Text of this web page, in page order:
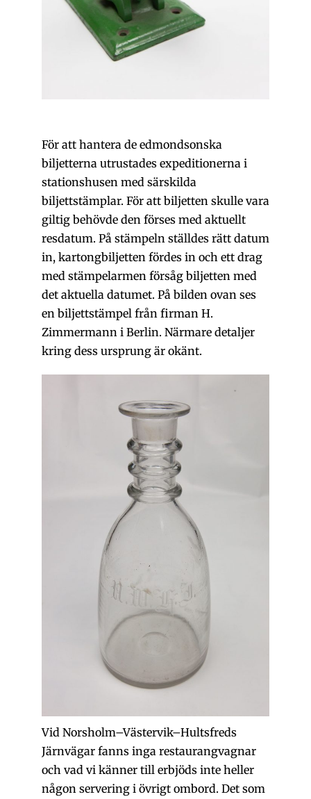
För att hantera de edmondsonska
biljetterna utrustades expeditionerna i
stationshusen med särskilda
biljettstämplar. För att biljetten skulle vara
giltig behövde den förses med aktuellt
resdatum. På stämpeln ställdes rätt datum
in, kartongbiljetten fördes in och ett drag
med stämpelarmen försåg biljetten med
det aktuella datumet. På bilden ovan ses
en biljettstämpel från firman H.
Zimmermann i Berlin. Närmare detaljer
kring dess ursprung är okänt.
Vid Norsholm–Västervik–Hultsfreds
Järnvägar fanns inga restaurangvagnar
och vad vi känner till erbjöds inte heller
någon servering i övrigt ombord. Det som